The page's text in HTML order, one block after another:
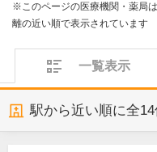
※このページの医療機関・薬局は
離の近い順で表示されています
一覧表示
駅から近い順に全14